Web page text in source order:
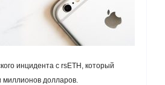
инцидента с rsETH, который
миллионов долларов.